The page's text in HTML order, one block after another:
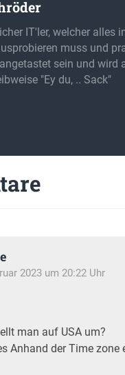
IT'ler, welcher alles
muss und
sein und wird
"Ey du, .. Sack"
2023 um 20:22 Uhr
man auf USA um?
Anhand der Time zone